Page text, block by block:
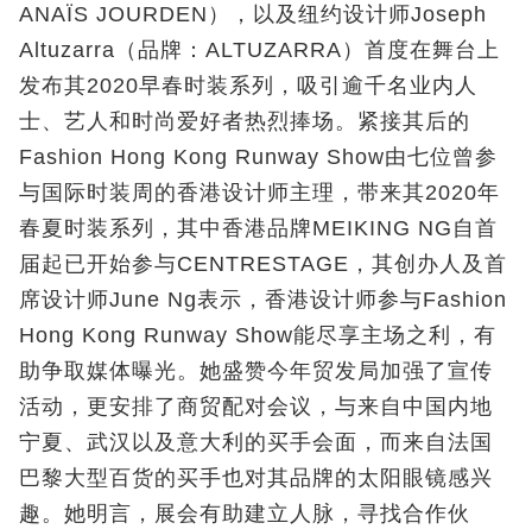
ANAÏS JOURDEN），以及纽约设计师Joseph
Altuzarra（品牌：ALTUZARRA）首度在舞台上
发布其2020早春时装系列，吸引逾千名业内人
士、艺人和时尚爱好者热烈捧场。紧接其后的
Fashion Hong Kong Runway Show由七位曾参
与国际时装周的香港设计师主理，带来其2020年
春夏时装系列，其中香港品牌MEIKING NG自首
届起已开始参与CENTRESTAGE，其创办人及首
席设计师June Ng表示，香港设计师参与Fashion
Hong Kong Runway Show能尽享主场之利，有
助争取媒体曝光。她盛赞今年贸发局加强了宣传
活动，更安排了商贸配对会议，与来自中国内地
宁夏、武汉以及意大利的买手会面，而来自法国
巴黎大型百货的买手也对其品牌的太阳眼镜感兴
趣。她明言，展会有助建立人脉，寻找合作伙